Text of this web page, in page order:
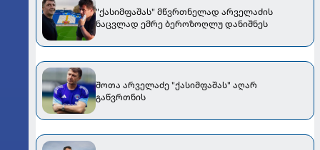
"ქასიმფაშას" მწვრთნელად არველაძის
ნაცვლად ემრე ბეროზოღლუ დანიშნეს
შოთა არველაძე "ქასიმფაშას" აღარ
გაწვრთნის